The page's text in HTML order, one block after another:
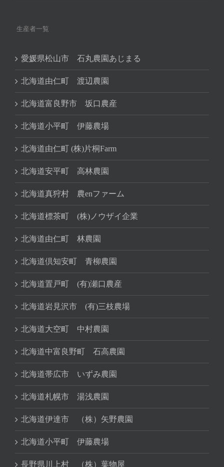
生産者一覧
愛媛県松山市 石丸農園あじまる
北海道由仁町 渡辺農園
北海道富良野市 坂口農産
北海道小平町 伊藤農場
北海道由仁町 (株)片桐Farm
北海道安平町 高林農園
北海道真狩村 農enファーム
北海道標茶町 (株)ノウザイ企業
北海道由仁町 林農園
北海道倶知安町 青柳農園
北海道置戸町 (有)瀬口農産
北海道岩見沢市 (有)三枝農場
北海道大空町 中村農園
北海道中富良野町 石高農園
北海道帯広市 いずみ農園
北海道札幌市 湯浅農園
北海道伊達市 （株）矢野農園
北海道小平町 伊藤農場
長野県川上村 （株）葉物屋